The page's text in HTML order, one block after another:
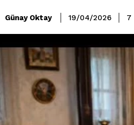
Günay Oktay 19/04/2026 7